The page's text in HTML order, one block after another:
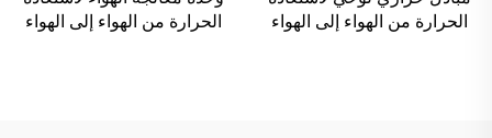
الحرارة من الهواء إلى الهواء
الحرارة من الهواء إلى الهواء